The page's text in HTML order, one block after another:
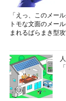
ション］ダイア
取り］などの際
に画面を白っぽく
［Ａ］
「えっ、このメー
トモな文面のメー
まれるばらまき型